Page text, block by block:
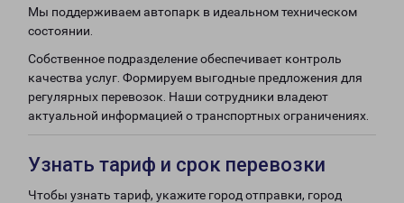
Мы поддерживаем автопарк в идеальном техническом
состоянии.
Собственное подразделение обеспечивает контроль
качества услуг. Формируем выгодные предложения для
регулярных перевозок. Наши сотрудники владеют
актуальной информацией о транспортных ограничениях.
Узнать тариф и срок перевозки
Чтобы узнать тариф, укажите город отправки, город